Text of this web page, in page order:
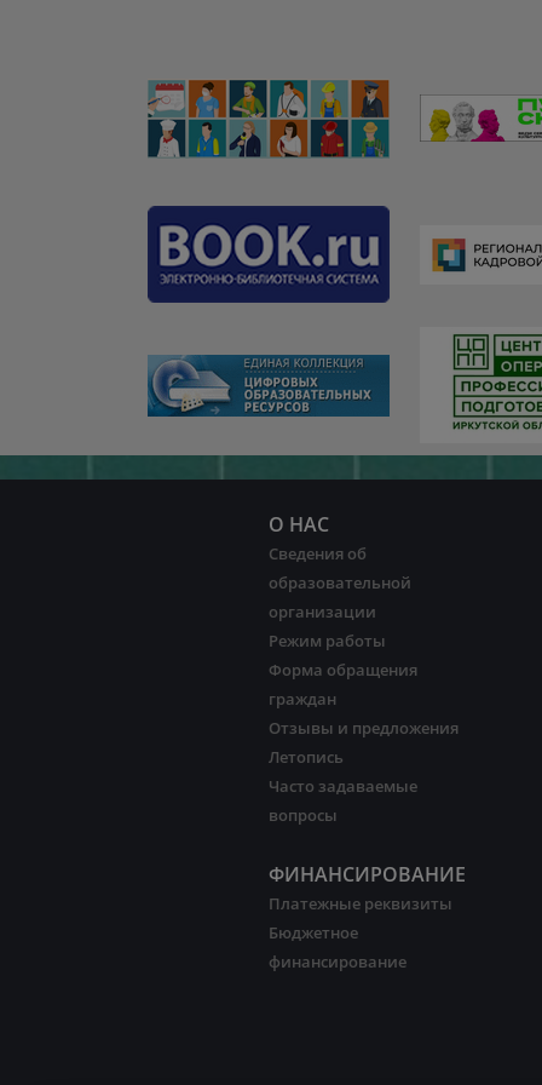
О НАС
Сведения об
образовательной
организации
Режим работы
Форма обращения
граждан
Отзывы и предложения
Летопись
Часто задаваемые
вопросы
ФИНАНСИРОВАНИЕ
Платежные реквизиты
Бюджетное
финансирование